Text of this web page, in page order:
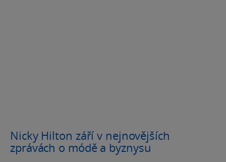
Nicky Hilton září v nejnovějších
zprávách o módě a byznysu